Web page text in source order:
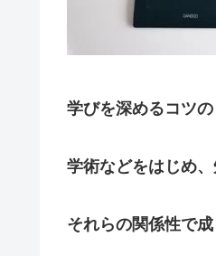
学びを深めるコツの
学術などをはじめ、
それらの関係性で成